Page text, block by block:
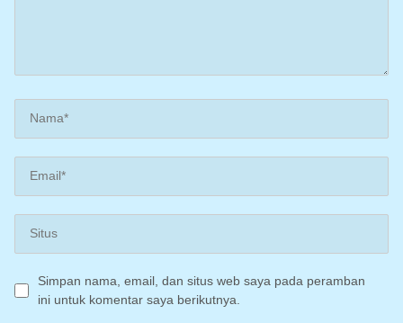
Simpan nama, email, dan situs web saya pada peramban
ini untuk komentar saya berikutnya.